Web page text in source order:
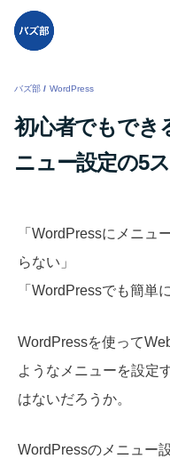
バズ部 / WordPress
初心者でもでき
ニュー設定の5
「WordPressにメニュ
らない」
「WordPressでも簡単
WordPressを使って
ようなメニューを設定
はないだろうか。
WordPressのメニュー